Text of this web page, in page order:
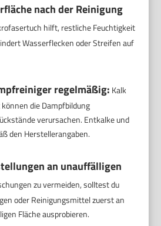
nach der Reinigung
hilft, restliche Feuchtigkeit
Wasserflecken oder Streifen auf
regelmäßig: Kalk
die Dampfbildung
verursachen. Entkalke und
den Herstellerangaben.
an unauffälligen
zu vermeiden, solltest du
oder Reinigungsmittel zuerst an
Fläche ausprobieren.